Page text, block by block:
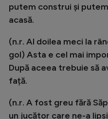
putem construi și
acasă.
(n.r. Al doilea meci la
gol) Asta e cel mai
După aceea trebuie să
față.
(n.r. A fost greu fără
un jucător care ne-a